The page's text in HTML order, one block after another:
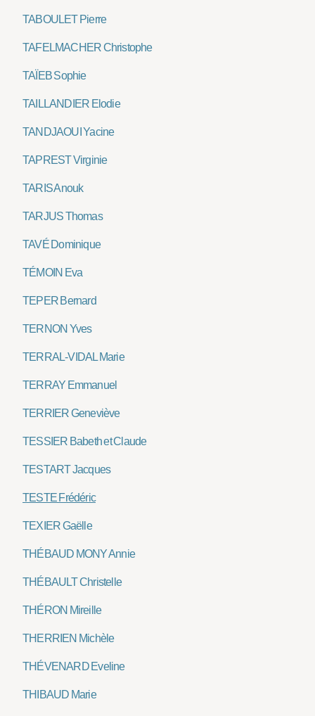
TABOULET Pierre
TAFELMACHER Christophe
TAÏEB Sophie
TAILLANDIER Elodie
TANDJAOUI Yacine
TAPREST Virginie
TARIS Anouk
TARJUS Thomas
TAVÉ Dominique
TÉMOIN Eva
TEPER Bernard
TERNON Yves
TERRAL-VIDAL Marie
TERRAY Emmanuel
TERRIER Geneviève
TESSIER Babeth et Claude
TESTART Jacques
TESTE Frédéric
TEXIER Gaëlle
THÉBAUD MONY Annie
THÉBAULT Christelle
THÉRON Mireille
THERRIEN Michèle
THÉVENARD Eveline
THIBAUD Marie